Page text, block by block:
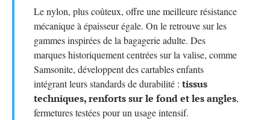
Le nylon, plus coûteux, offre une meilleure résistance
mécanique à épaisseur égale. On le retrouve sur les
gammes inspirées de la bagagerie adulte. Des
marques historiquement centrées sur la valise, comme
Samsonite, développent des cartables enfants
intégrant leurs standards de durabilité : tissus
techniques, renforts sur le fond et les angles,
fermetures testées pour un usage intensif.